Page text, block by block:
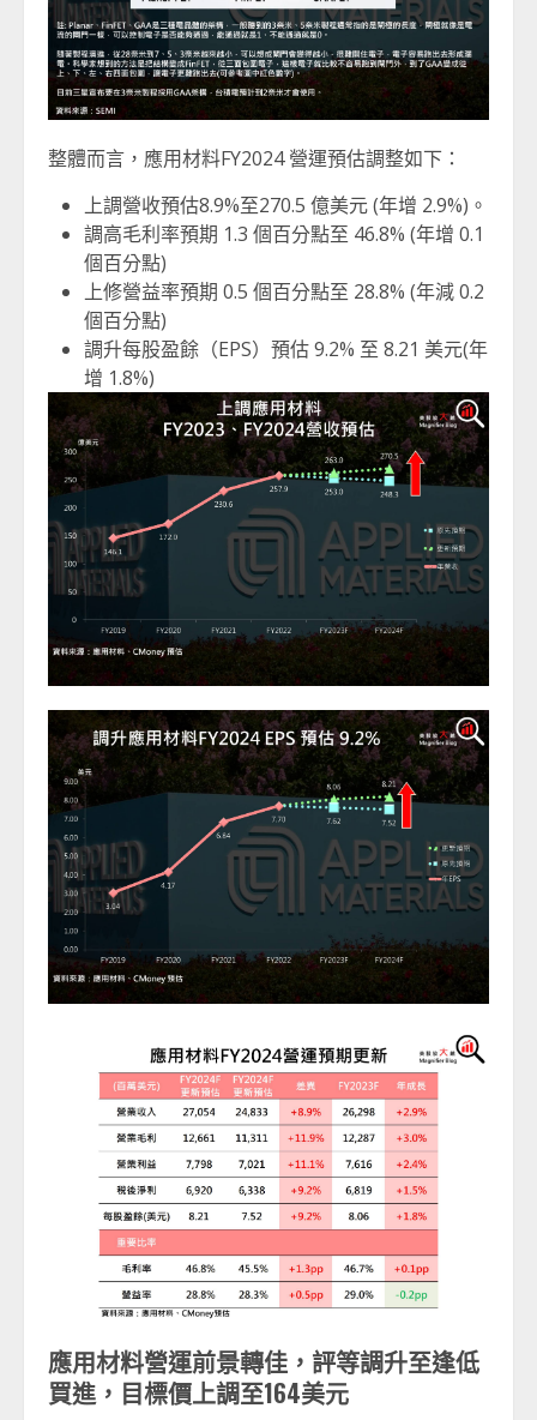
整體而言，應用材料FY2024 營運預估調整如下：
上調營收預估8.9%至270.5 億美元 (年增 2.9%)。
調高毛利率預期 1.3 個百分點至 46.8% (年增 0.1
個百分點)
上修營益率預期 0.5 個百分點至 28.8% (年減 0.2
個百分點)
調升每股盈餘（EPS）預估 9.2% 至 8.21 美元(年
增 1.8%)
應用材料營運前景轉佳，評等調升至逢低
買進，目標價上調至164美元